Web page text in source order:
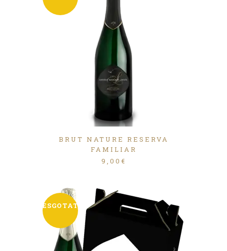
BRUT NATURE RESERVA
FAMILIAR
9,00 €
ESGOTAT